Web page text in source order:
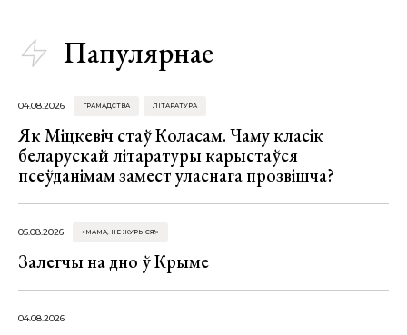
Папулярнае
04.08.2026 ГРАМАДСТВА ЛІТАРАТУРА
Як Міцкевіч стаў Коласам. Чаму класік
беларускай літаратуры карыстаўся
псеўданімам замест уласнага прозвішча?
05.08.2026 «МАМА, НЕ ЖУРЫСЯ!»
Залегчы на дно ў Крыме
04.08.2026